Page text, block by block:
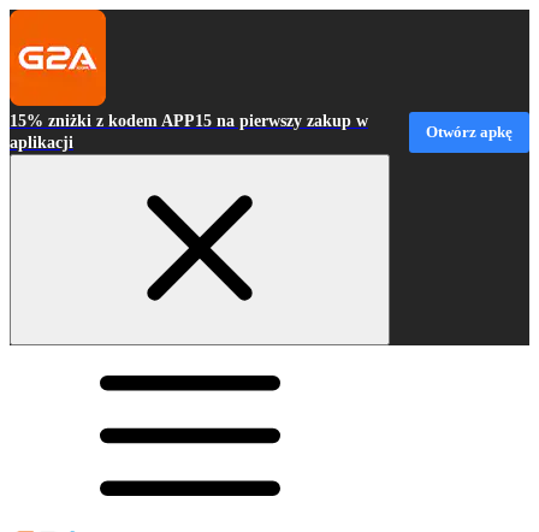
15% zniżki z kodem APP15 na pierwszy zakup w
aplikacji
Otwórz apkę